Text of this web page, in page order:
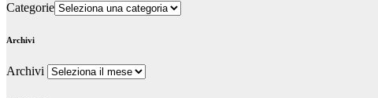
Categorie
Archivi
Archivi